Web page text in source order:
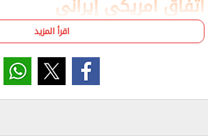
- مصر أوقفت مخطط
تثبيت اتفاق غزة
- لا سلام مستقر دون
اقرأ المزيد